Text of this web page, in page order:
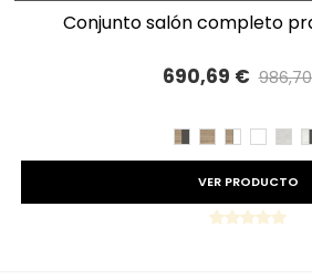
conjunto salón completo
690,69 €
CAMBRIAN/
CAMBRIAN
VER PRODUCTO